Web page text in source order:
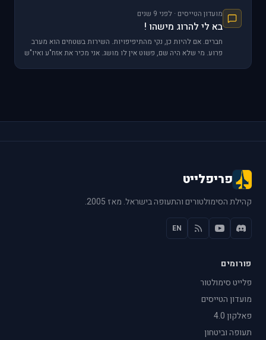
מועדון הטייסים · לפני 9 שנים
בא לי להרוג מישהו !
חברים. אם להיות כן, נקי מהתיפיפויות. השירות בשטחים הוא מערב
פרוע. מי שלא היה שם, פשוט אין לו מושג. אני מכיר את אזח"ע ואיו"ש
פריפלייט
קהילת הסימולטורים והתעופה בישראל. מאז 2005.
EN
פורומים
פלייט סימולטור
מועדון הטייסים
פאלקון 4.0
תעופה וביטחון